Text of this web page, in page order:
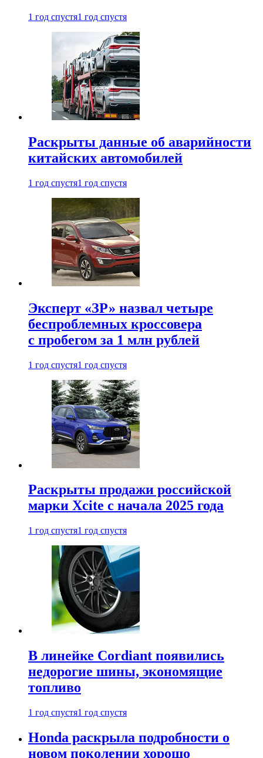
1 год спустя1 год спустя
Раскрыты данные об аварийности
китайских автомобилей
1 год спустя1 год спустя
Эксперт «ЗР» назвал четыре
беспроблемных кроссовера
с пробегом за 1 млн рублей
1 год спустя1 год спустя
Раскрыты продажи российской
марки Xcite с начала 2025 года
1 год спустя1 год спустя
В линейке Cordiant появились
недорогие шины, экономящие
топливо
1 год спустя1 год спустя
Honda раскрыла подробности о
новом поколении хорошо